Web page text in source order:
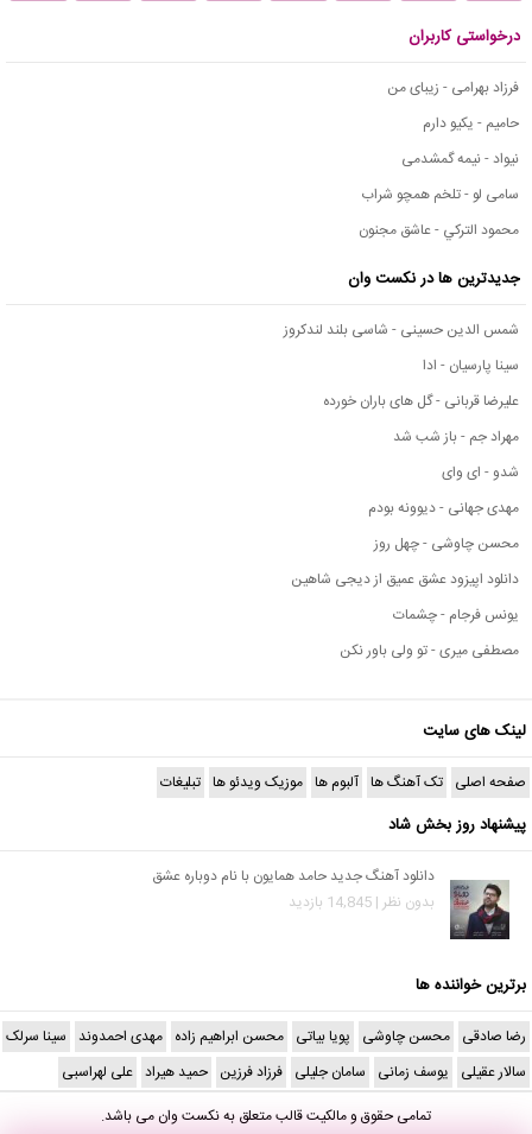
درخواستی کاربران
فرزاد بهرامی - زیبای من
حامیم - یکیو دارم
نیواد - نیمه گمشدمی
سامی لو - تلخم همچو شراب
محمود التركي - عاشق مجنون
جدیدترین ها در نکست وان
شمس الدین حسینی - شاسی بلند لندکروز
سینا پارسیان - ادا
علیرضا قربانی - گل های باران خورده
مهراد جم - باز شب شد
شدو - ای وای
مهدی جهانی - دیوونه بودم
محسن چاوشی - چهل روز
دانلود اپیزود عشق عمیق از دیجی شاهین
یونس فرجام - چشمات
مصطفی میری - تو ولی باور نکن
لینک های سایت
صفحه اصلی تک آهنگ ها آلبوم ها موزیک ویدئو ها تبلیغات
پیشنهاد روز بخش شاد
دانلود آهنگ جدید حامد همایون با نام دوباره عشق
بدون نظر | 14,845 بازدید
برترین خواننده ها
رضا صادقی محسن چاوشی پویا بیاتی محسن ابراهیم زاده مهدی احمدوند سینا سرلک
سالار عقیلی یوسف زمانی سامان جلیلی فرزاد فرزین حمید هیراد علی لهراسبی
تمامی حقوق و مالکیت قالب متعلق بهنکست وانمی باشد.